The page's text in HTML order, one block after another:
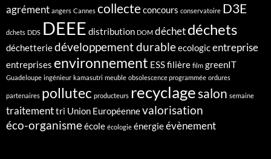
agrément angers Cannes collecteconcours conservatoire D3E
dchets DDS DEEE distribution DOM déchetdéchets
déchetteriedéveloppement durableecologicentreprise
entreprises environnement ESSfilière film greenIT
Guadeloupe ingénieur kamasutri meuble obsolescence programmée ordures
partenaires pollutec producteurs recyclagesalon semaine
traitementtri Union Européennevalorisation
éco-organismeécole écologie énergieévènement